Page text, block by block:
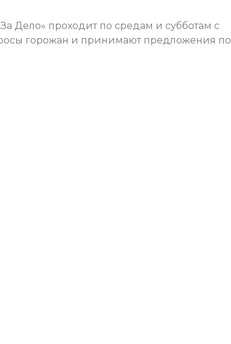
Дело» проходит по средам и субботам с
горожан и принимают предложения по